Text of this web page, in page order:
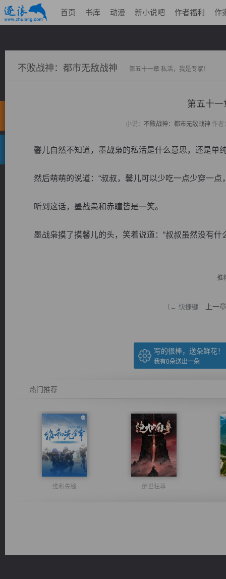
首页 书库 动漫 新小说吧 作者福利 作
不败战神：都市无敌战神 第五十一章 私活，我是专家！
第五十
小说： 不败战神：都市无敌战神 作者
馨儿自然不知道，墨战枭的私活是什么意思，还是单
然后萌萌的说道：“叔叔，馨儿可以少吃一点少穿一点
听到这话，墨战枭和赤瞳皆是一笑。
墨战枭摸了摸馨儿的头，笑着说道：“叔叔虽然没有什
推
（← 快捷键 上一章
写的很棒，送朵鲜花！
我有0朵送出一朵
热门推荐
维和先锋 绝世狂尊